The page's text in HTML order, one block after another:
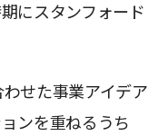
にスタンフォード
せた事業アイデア
ンを重ねるうち